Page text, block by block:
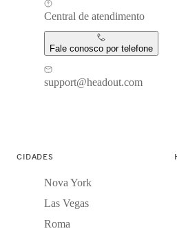
Central de atendimento
Fale conosco por telefone
support@headout.com
CIDADES
Nova York
Las Vegas
Roma